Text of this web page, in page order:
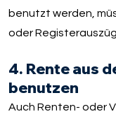
4. Rente aus
benutzen
Auch Renten- oder
benutzt werden,
oder